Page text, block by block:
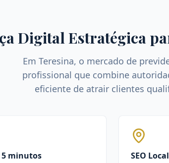
Digital Estratégica
Em Teresina, o mercado de
profissional que combine
eficiente de atrair clientes
minutos SEO